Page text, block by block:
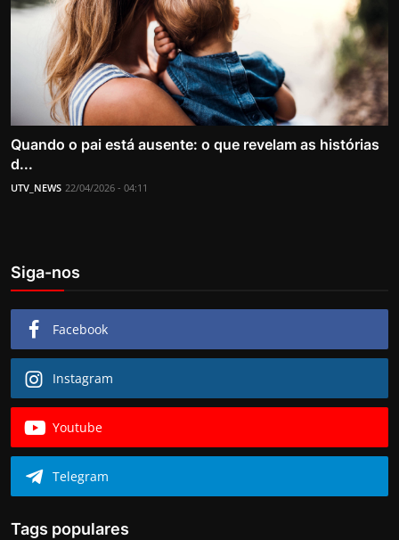
Quando o pai está ausente: o que revelam as histórias
d...
UTV_NEWS 22/04/2026 - 04:11
Siga-nos
Facebook
Instagram
Youtube
Telegram
Tags populares